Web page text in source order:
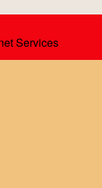
Services